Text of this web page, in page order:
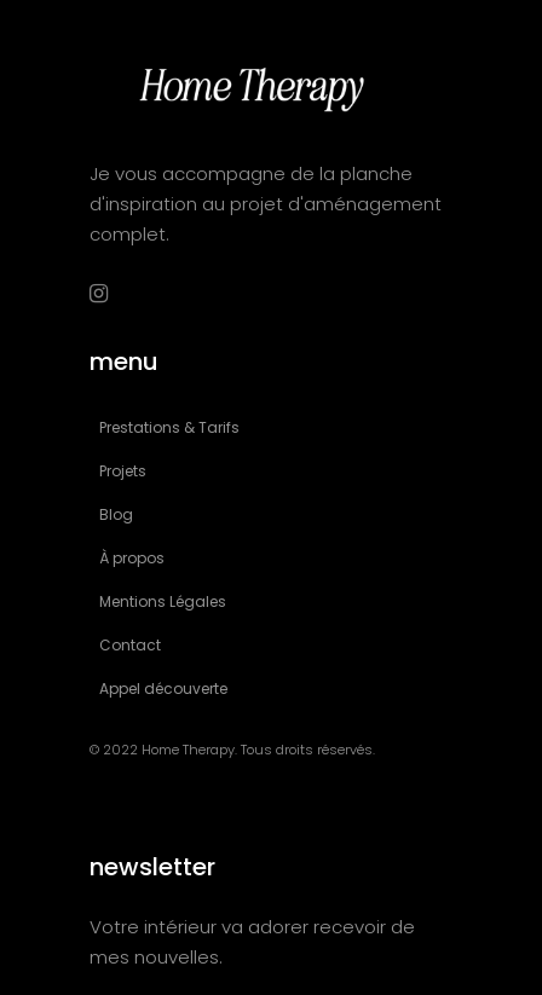
Je vous accompagne de la planche
d'inspiration au projet d'aménagement
complet.
menu
Prestations & Tarifs
Projets
Blog
À propos
Mentions Légales
Contact
Appel découverte
© 2022 Home Therapy. Tous droits réservés.
newsletter
Votre intérieur va adorer recevoir de
mes nouvelles.